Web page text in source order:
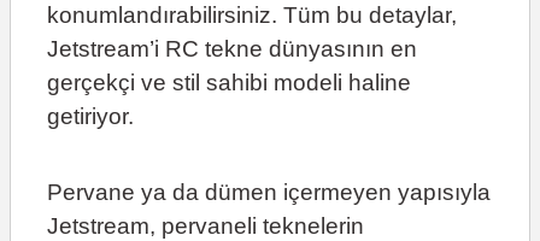
konumlandırabilirsiniz. Tüm bu detaylar,
Jetstream’i RC tekne dünyasının en
gerçekçi ve stil sahibi modeli haline
getiriyor.
Pervane ya da dümen içermeyen yapısıyla
Jetstream, pervaneli teknelerin